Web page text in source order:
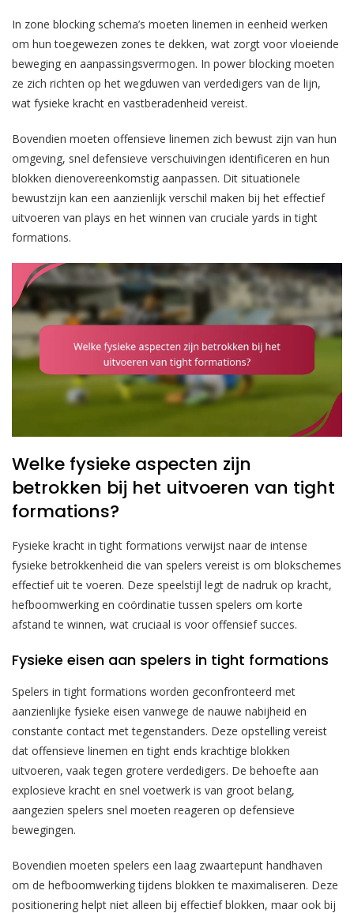
In zone blocking schema’s moeten linemen in eenheid werken
om hun toegewezen zones te dekken, wat zorgt voor vloeiende
beweging en aanpassingsvermogen. In power blocking moeten
ze zich richten op het wegduwen van verdedigers van de lijn,
wat fysieke kracht en vastberadenheid vereist.
Bovendien moeten offensieve linemen zich bewust zijn van hun
omgeving, snel defensieve verschuivingen identificeren en hun
blokken dienovereenkomstig aanpassen. Dit situationele
bewustzijn kan een aanzienlijk verschil maken bij het effectief
uitvoeren van plays en het winnen van cruciale yards in tight
formations.
Welke fysieke aspecten zijn
betrokken bij het uitvoeren van tight
formations?
Fysieke kracht in tight formations verwijst naar de intense
fysieke betrokkenheid die van spelers vereist is om blokschemes
effectief uit te voeren. Deze speelstijl legt de nadruk op kracht,
hefboomwerking en coördinatie tussen spelers om korte
afstand te winnen, wat cruciaal is voor offensief succes.
Fysieke eisen aan spelers in tight formations
Spelers in tight formations worden geconfronteerd met
aanzienlijke fysieke eisen vanwege de nauwe nabijheid en
constante contact met tegenstanders. Deze opstelling vereist
dat offensieve linemen en tight ends krachtige blokken
uitvoeren, vaak tegen grotere verdedigers. De behoefte aan
explosieve kracht en snel voetwerk is van groot belang,
aangezien spelers snel moeten reageren op defensieve
bewegingen.
Bovendien moeten spelers een laag zwaartepunt handhaven
om de hefboomwerking tijdens blokken te maximaliseren. Deze
positionering helpt niet alleen bij effectief blokken, maar ook bij